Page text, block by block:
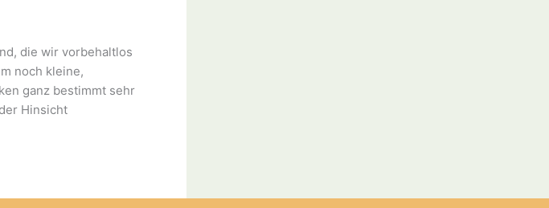
die wir vorbehaltlos
noch kleine,
ganz bestimmt sehr
Hinsicht